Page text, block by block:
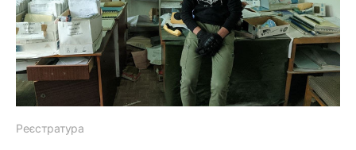
Реєстратура